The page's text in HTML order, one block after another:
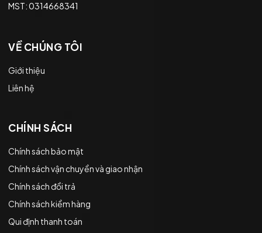
MST: 0314668341
VỀ CHÚNG TÔI
Giới thiệu
Liên hệ
CHÍNH SÁCH
Chính sách bảo mật
Chính sách vận chuyển và giao nhận
Chính sách đổi trả
Chính sách kiểm hàng
Qui định thanh toán